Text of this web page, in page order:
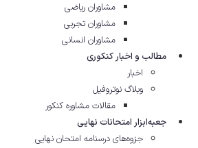
مشاوران ریاضی
مشاوران تجربی
مشاوران انسانی
مطالب و اخبار کنکوری
اخبار
وبلاگ نوتروفیل
مقالات مشاوره‌ کنکور
جعبه‌ابزار امتحانات نهایی
جزوه‌های درسنامه امتحان نهایی